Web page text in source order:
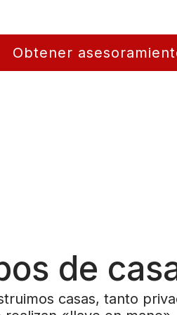
Obtener
de
casas, tanto